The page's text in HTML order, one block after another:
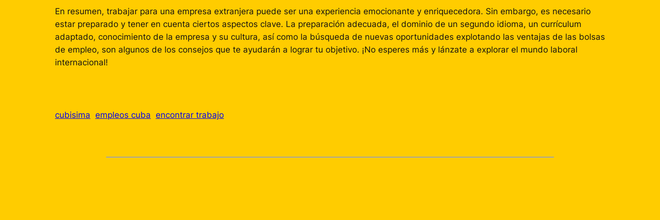
En resumen, trabajar para una empresa extranjera puede ser una experiencia emocionante y enriquecedora. Sin embargo, es necesario
estar preparado y tener en cuenta ciertos aspectos clave. La preparación adecuada, el dominio de un segundo idioma, un currículum
adaptado, conocimiento de la empresa y su cultura, así como la búsqueda de nuevas oportunidades explotando las ventajas de las bolsas
de empleo, son algunos de los consejos que te ayudarán a lograr tu objetivo. ¡No esperes más y lánzate a explorar el mundo laboral
internacional!
cubisima empleos cuba encontrar trabajo